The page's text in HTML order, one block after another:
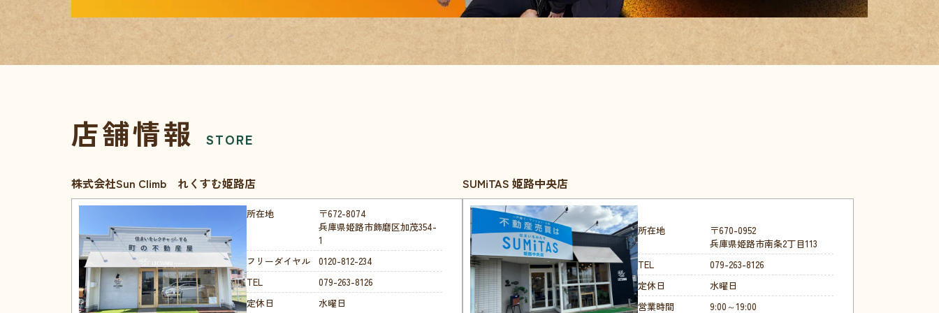
店舗情報 STORE
株式会社Sun Climb れくすむ姫路店
所在地
〒672-8074
兵庫県姫路市飾磨区加茂354-
1
フリーダイヤル
0120-812-234
TEL
079-263-8126
定休日
水曜日
SUMiTAS 姫路中央店
所在地
〒670-0952
兵庫県姫路市南条2丁目113
TEL
079-263-8126
定休日
水曜日
営業時間
9:00～19:00